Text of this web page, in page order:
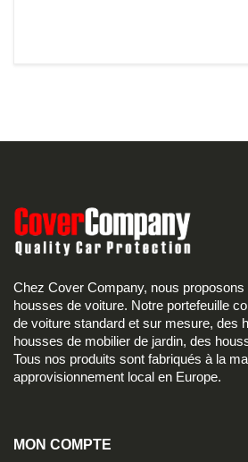
Chez Cover Company, nous
housses de voiture. Notre portefeuille
de voiture standard et sur mesure, des
housses de mobilier de jardin, des
Tous nos produits sont fabriqués à la
approvisionnement local en Europe.
MON COMPTE